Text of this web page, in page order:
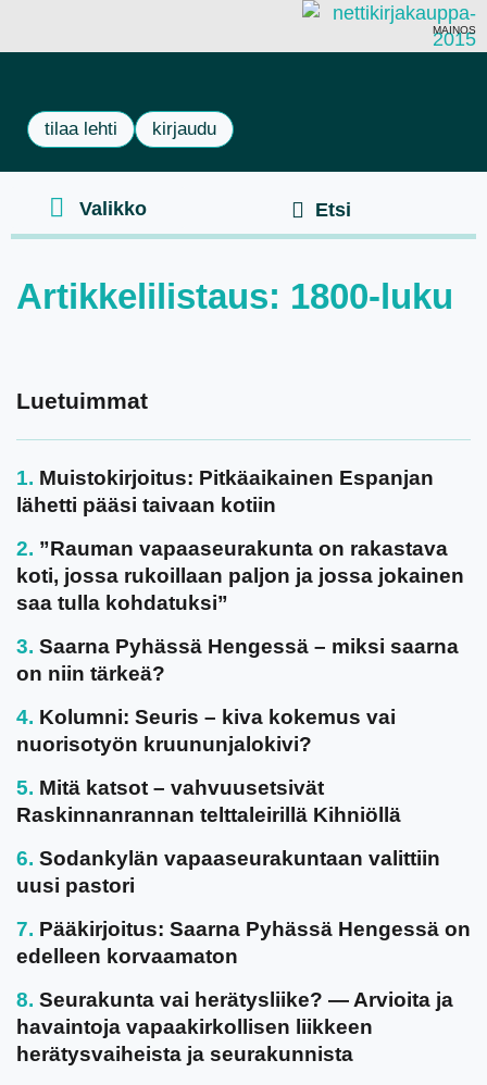
MAINOS
tilaa lehti kirjaudu
Artikkelilistaus: 1800-luku
Luetuimmat
Muistokirjoitus: Pitkäaikainen Espanjan
lähetti pääsi taivaan kotiin
”Rauman vapaaseurakunta on rakastava
koti, jossa rukoillaan paljon ja jossa jokainen
saa tulla kohdatuksi”
Saarna Pyhässä Hengessä – miksi saarna
on niin tärkeä?
Kolumni: Seuris – kiva kokemus vai
nuorisotyön kruununjalokivi?
Mitä katsot – vahvuusetsivät
Raskinnanrannan telttaleirillä Kihniöllä
Sodankylän vapaaseurakuntaan valittiin
uusi pastori
Pääkirjoitus: Saarna Pyhässä Hengessä on
edelleen korvaamaton
Seurakunta vai herätysliike? — Arvioita ja
havaintoja vapaakirkollisen liikkeen
herätysvaiheista ja seurakunnista